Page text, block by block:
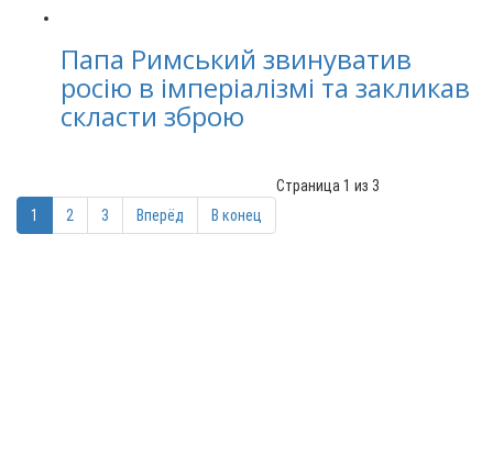
Папа Римський звинуватив
росію в імперіалізмі та закликав
скласти зброю
Страница 1 из 3
1
2 3 Вперёд В конец